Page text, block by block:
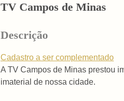
TV Campos de Minas
Descrição
Cadastro a ser complementado
A TV Campos de Minas prestou
imaterial de nossa cidade.